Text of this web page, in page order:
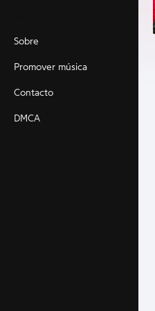
Sobre
Promover música
Contacto
DMCA